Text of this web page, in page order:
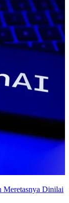
Meretasnya Dinilai